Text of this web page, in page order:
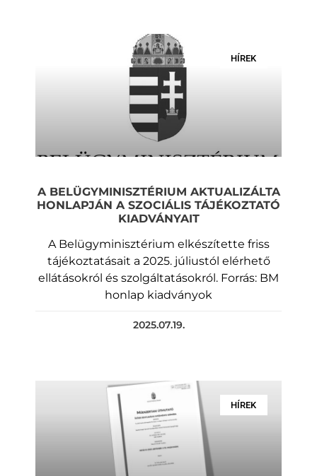
HÍREK
A BELÜGYMINISZTÉRIUM AKTUALIZÁLTA
HONLAPJÁN A SZOCIÁLIS TÁJÉKOZTATÓ
KIADVÁNYAIT
A Belügyminisztérium elkészítette friss
tájékoztatásait a 2025. júliustól elérhető
ellátásokról és szolgáltatásokról. Forrás: BM
honlap kiadványok
2025.07.19.
HÍREK